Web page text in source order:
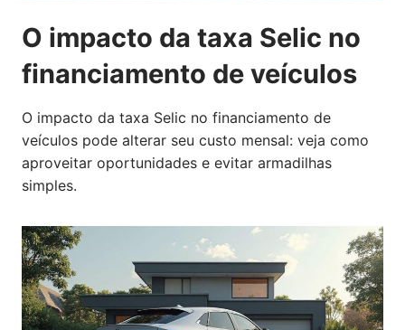
O impacto da taxa Selic no
financiamento de veículos
O impacto da taxa Selic no financiamento de
veículos pode alterar seu custo mensal: veja como
aproveitar oportunidades e evitar armadilhas
simples.